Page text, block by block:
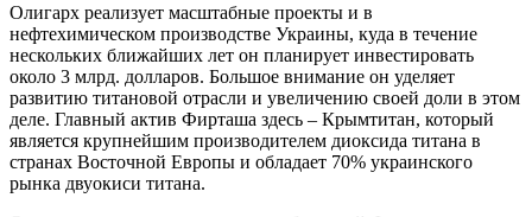
Олигарх реализует масштабные проекты и в
нефтехимическом производстве Украины, куда в течение
нескольких ближайших лет он планирует инвестировать
около 3 млрд. долларов. Большое внимание он уделяет
развитию титановой отрасли и увеличению своей доли в этом
деле. Главный актив Фирташа здесь – Крымтитан, который
является крупнейшим производителем диоксида титана в
странах Восточной Европы и обладает 70% украинского
рынка двуокиси титана.